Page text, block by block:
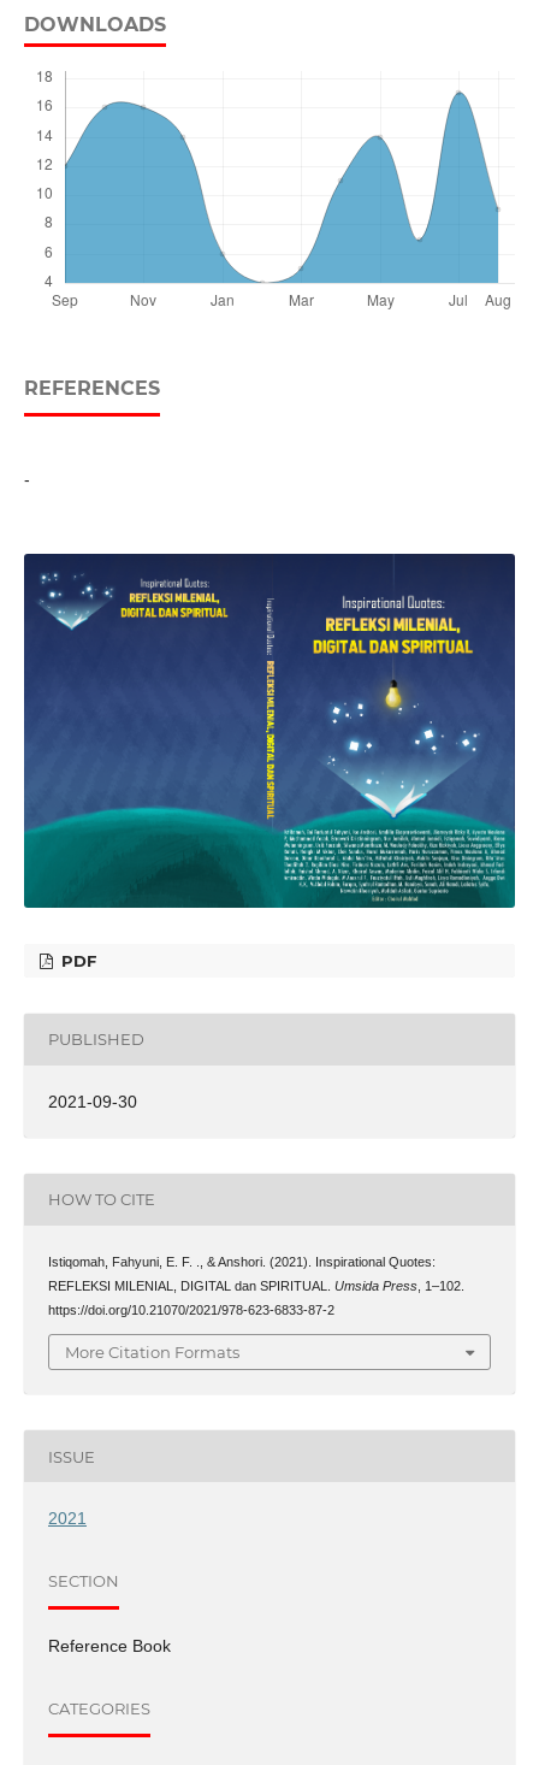
DOWNLOADS
REFERENCES
-
PDF
PUBLISHED
2021-09-30
HOW TO CITE
Istiqomah, Fahyuni, E. F. ., & Anshori. (2021). Inspirational Quotes:
REFLEKSI MILENIAL, DIGITAL dan SPIRITUAL. Umsida Press, 1–102.
https://doi.org/10.21070/2021/978-623-6833-87-2
More Citation Formats
ISSUE
2021
SECTION
Reference Book
CATEGORIES